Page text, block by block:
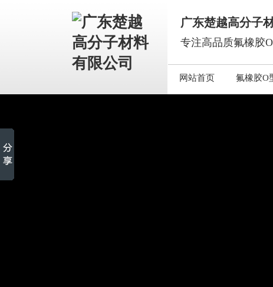
广东楚越高分子
专注高品质氟橡胶
网站首页 氟橡胶O